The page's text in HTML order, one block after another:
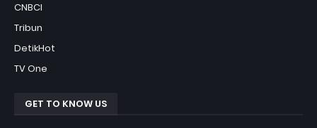
CNBCI
Tribun
DetikHot
TV One
GET TO KNOW US